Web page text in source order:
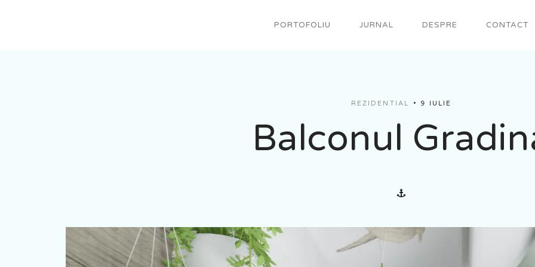
PORTOFOLIU JURNAL DESPRE CONTACT
REZIDENTIAL 9 IULIE
Balconul